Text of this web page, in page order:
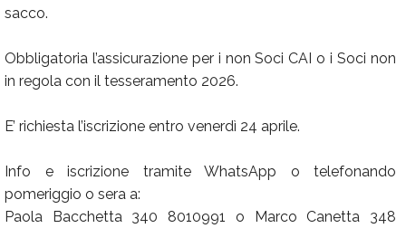
sacco.
Obbligatoria l’assicurazione per i non Soci CAI o i Soci non
in regola con il tesseramento 2026.
E’ richiesta l’iscrizione entro venerdì 24 aprile.
Info e iscrizione tramite WhatsApp o telefonando
pomeriggio o sera a:
Paola Bacchetta 340 8010991 o Marco Canetta 348